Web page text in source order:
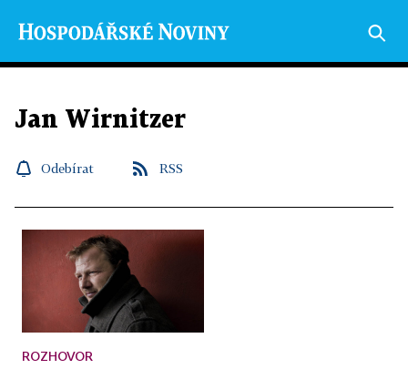
Jan Wirnitzer
Odebírat RSS
ROZHOVOR